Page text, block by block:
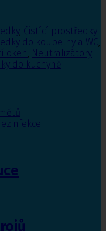
, Čistící prostředky
do koupelny a WC,
oken, Neutralizátory
do kuchyně